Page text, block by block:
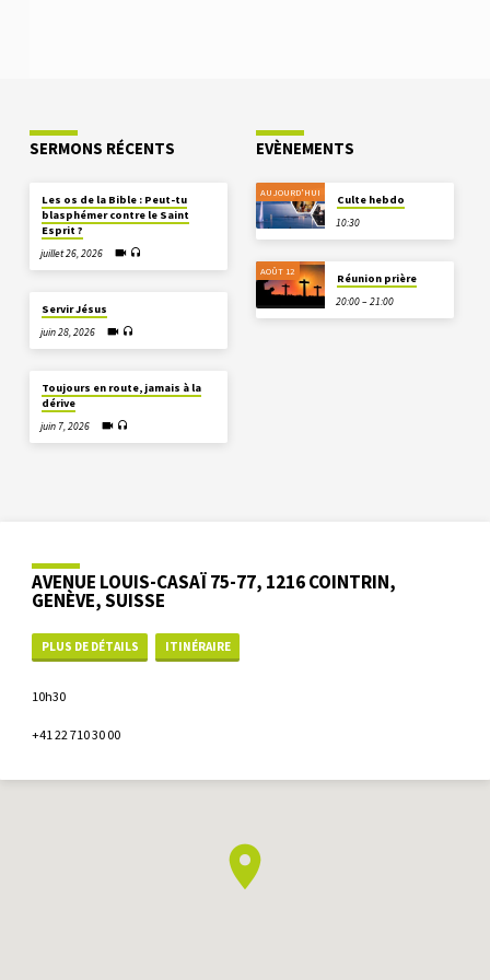
SERMONS RÉCENTS
Les os de la Bible : Peut-tu
blasphémer contre le Saint
Esprit ?
juillet 26, 2026
Servir Jésus
juin 28, 2026
Toujours en route, jamais à la
dérive
juin 7, 2026
EVÈNEMENTS
AUJOURD'HUI
Culte hebdo
10:30
AOÛT 12
Réunion prière
20:00 – 21:00
AVENUE LOUIS-CASAÏ 75-77, 1216 COINTRIN,
GENÈVE, SUISSE
PLUS DE DÉTAILS ITINÉRAIRE
10h30
+41 22 710 30 00